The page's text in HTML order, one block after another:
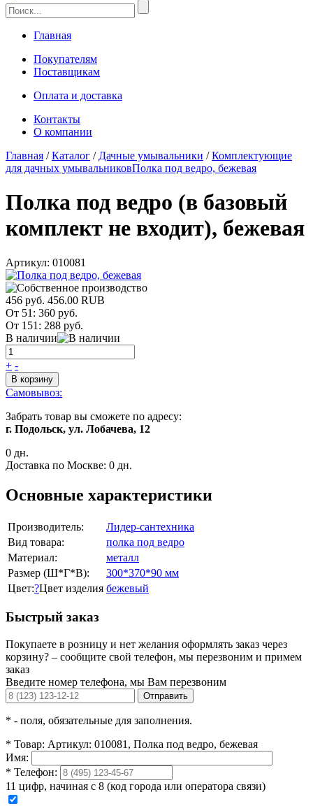
Главная
Покупателям
Поставщикам
Оплата и доставка
Контакты
О компании
Главная /Каталог / Дачные умывальники /Комплектующие
для дачных умывальниковПолка под ведро, бежевая
Полка под ведро (в базовый
комплект не входит), бежевая
Артикул: 010081
456 руб. 456.00 RUB
От 51: 360 руб.
От 151: 288 руб.
В наличии
+ -
В корзину
Самовывоз:
Забрать товар вы сможете по адресу:
г. Подольск, ул. Лобачева, 12
0 дн.
Доставка по Москве: 0 дн.
Основные характеристики
Производитель:
Лидер-сантехника
Вид товара:
полка под ведро
Материал:
металл
Размер (Ш*Г*В):
300*370*90 мм
Цвет:?Цвет изделия бежевый
Быстрый заказ
Покупаете в розницу и нет желания оформлять заказ через
корзину? – сообщите свой телефон, мы перезвоним и примем
заказ
Введите номер телефона, мы Вам перезвоним
Отправить
* - поля, обязательные для заполнения.
* Товар: Артикул: 010081, Полка под ведро, бежевая
Имя:
* Телефон:
11 цифр, начиная с 8 (код города или оператора связи)